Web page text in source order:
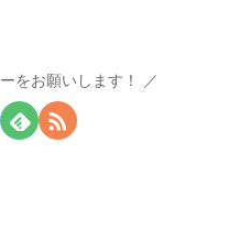
をお願いします！